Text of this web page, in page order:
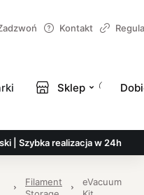
Kontakt
Sklep
| Szybka realizacja w 24h
Filament
eVacuum